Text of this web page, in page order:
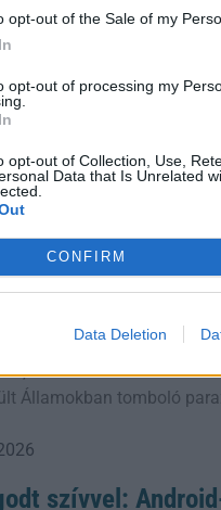
opt-out of the Sale of my
opt-out of processing my
opt-out of Collection, Use,
Data that Is Unrelated
CONFIRM
Data Deletion
help-getting-your-baby-
Az
több amerikai étterem is
miközben a fertőzés
Államokban tomboló
szívvel: